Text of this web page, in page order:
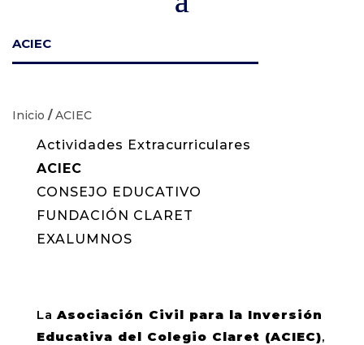
ACIEC
Inicio /ACIEC
Actividades Extracurriculares
ACIEC
CONSEJO EDUCATIVO
FUNDACIÓN CLARET
EXALUMNOS
La Asociación Civil para la Inversión
Educativa del Colegio Claret (ACIEC),